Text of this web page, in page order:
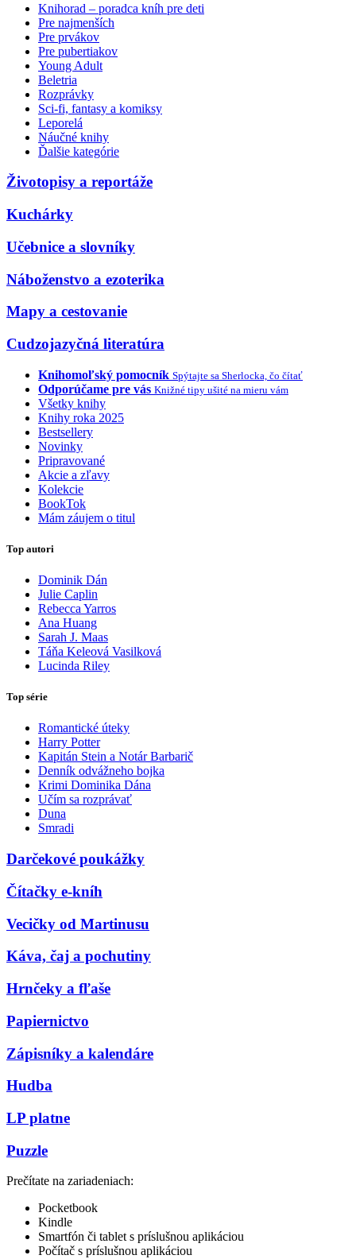
Knihorad – poradca kníh pre deti
Pre najmenších
Pre prvákov
Pre pubertiakov
Young Adult
Beletria
Rozprávky
Sci-fi, fantasy a komiksy
Leporelá
Náučné knihy
Ďalšie kategórie
Životopisy a reportáže
Kuchárky
Učebnice a slovníky
Náboženstvo a ezoterika
Mapy a cestovanie
Cudzojazyčná literatúra
Knihomoľský pomocník Spýtajte sa Sherlocka, čo čítať
Odporúčame pre vás Knižné tipy ušité na mieru vám
Všetky knihy
Knihy roka 2025
Bestsellery
Novinky
Pripravované
Akcie a zľavy
Kolekcie
BookTok
Mám záujem o titul
Top autori
Dominik Dán
Julie Caplin
Rebecca Yarros
Ana Huang
Sarah J. Maas
Táňa Keleová Vasilková
Lucinda Riley
Top série
Romantické úteky
Harry Potter
Kapitán Stein a Notár Barbarič
Denník odvážneho bojka
Krimi Dominika Dána
Učím sa rozprávať
Duna
Smradi
Darčekové poukážky
Čítačky e-kníh
Vecičky od Martinusu
Káva, čaj a pochutiny
Hrnčeky a fľaše
Papiernictvo
Zápisníky a kalendáre
Hudba
LP platne
Puzzle
Prečítate na zariadeniach:
Pocketbook
Kindle
Smartfón či tablet s príslušnou aplikáciou
Počítač s príslušnou aplikáciou